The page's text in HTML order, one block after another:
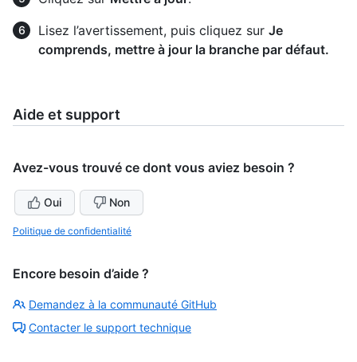
Lisez l’avertissement, puis cliquez sur Je
comprends, mettre à jour la branche par défaut.
Aide et support
Avez-vous trouvé ce dont vous aviez besoin ?
Oui Non
Politique de confidentialité
Encore besoin d’aide ?
Demandez à la communauté GitHub
Contacter le support technique